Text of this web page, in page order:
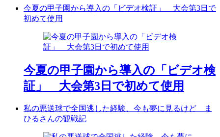
今夏の甲子園から導入の「ビデオ検証」 大会第3日で
初めて使用
今夏の甲子園から導入の「ビデオ検
証」 大会第3日で初めて使用
私の悪送球で全国逃した経験、今も夢に見るけど ま
ひるさんの観戦記